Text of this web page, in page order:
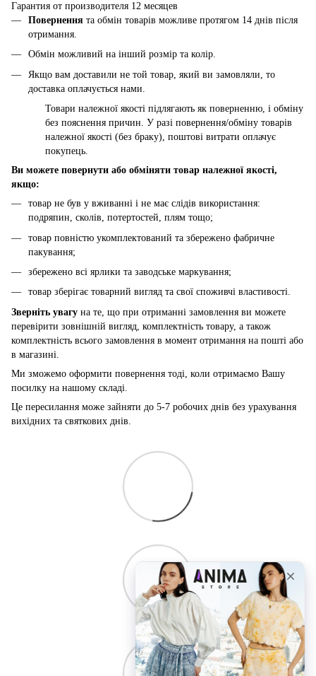
Гарантия от производителя 12 месяцев
Повернення та обмін товарів можливе протягом 14 днів після
отримання.
Обмін можливий на інший розмір та колір.
Якщо вам доставили не той товар, який ви замовляли, то
доставка оплачується нами.
Товари належної якості підлягають як поверненню, і обміну
без пояснення причин. У разі повернення/обміну товарів
належної якості (без браку), поштові витрати оплачує
покупець.
Ви можете повернути або обміняти товар належної якості,
якщо:
товар не був у вживанні і не має слідів використання:
подряпин, сколів, потертостей, плям тощо;
товар повністю укомплектований та збережено фабричне
пакування;
збережено всі ярлики та заводське маркування;
товар зберігає товарний вигляд та свої споживчі властивості.
Зверніть увагу на те, що при отриманні замовлення ви можете
перевірити зовнішній вигляд, комплектність товару, а також
комплектність всього замовлення в момент отримання на пошті або
в магазині.
Ми зможемо оформити повернення тоді, коли отримаємо Вашу
посилку на нашому складі.
Це пересилання може зайняти до 5-7 робочих днів без урахування
вихідних та святкових днів.